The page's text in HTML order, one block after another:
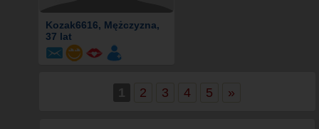
Kozak6616, Mężczyzna,
37 lat
1 2 3 4 5 »